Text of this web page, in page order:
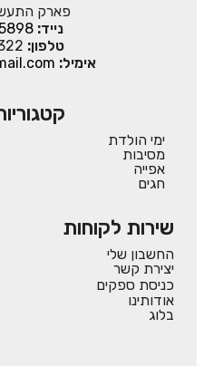
פארק
נייד:
טלפון:
אימיל:
ימי הולדת
מסיבות
אפייה
חגים
שירות לקוחות
החשבון שלי
יצירת קשר
כניסת ספקים
אודותינו
בלוג